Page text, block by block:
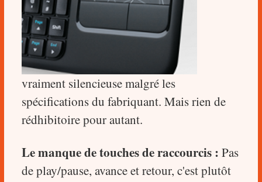
vraiment silencieuse malgré les
spécifications du fabriquant. Mais rien de
rédhibitoire pour autant.
Le manque de touches de raccourcis : Pas
de play/pause, avance et retour, c'est plutôt